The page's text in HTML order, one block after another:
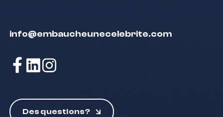
info@embaucheunecelebrite.com
Des questions?